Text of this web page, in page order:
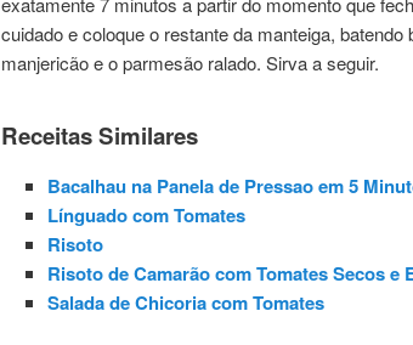
cuidado e coloque o restante da manteiga,
manjericão e o parmesão ralado. Sirva a seguir.
Receitas Similares
Bacalhau na Panela de Pressao em 5
Línguado com Tomates
Risoto
Risoto de Camarão com Tomates Secos e
Salada de Chicoria com Tomates